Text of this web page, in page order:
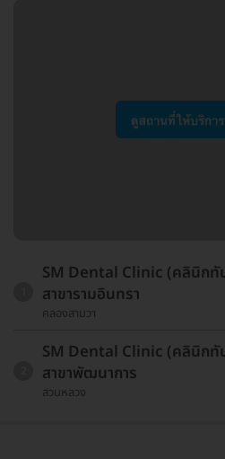
SM Dental Clinic (คลินิกทั
สาขารามอินทรา
คลองสามวา
SM Dental Clinic (คลินิกทั
สาขาพัฒนาการ
สวนหลวง